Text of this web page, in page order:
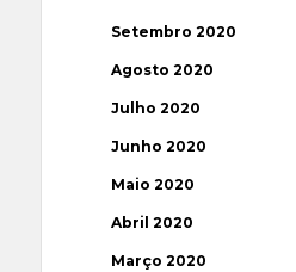
Setembro 2020
Agosto 2020
Julho 2020
Junho 2020
Maio 2020
Abril 2020
Março 2020